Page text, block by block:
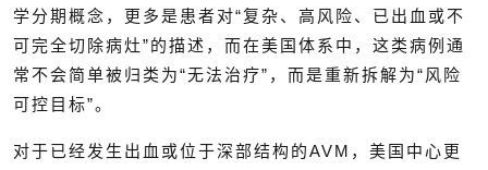
学分期概念，更多是患者对“复杂、高风险、已出血或不
可完全切除病灶”的描述，而在美国体系中，这类病例通
常不会简单被归类为“无法治疗”，而是重新拆解为“风险
可控目标”。
对于已经发生出血或位于深部结构的AVM，美国中心更